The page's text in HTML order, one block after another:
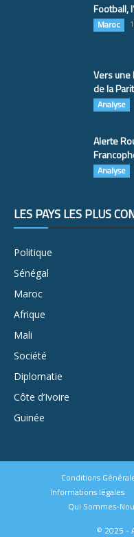
Football,
Maroc
Vers une
de la
Analyse
Alerte
Analyse
LES PAYS LES PLUS
Politique
Sénégal
Maroc
Afrique
Mali
Société
Diplomatie
Côte d’Ivoire
Guinée
Conditions
Informations légales
Qui Sommes-
© 2025 -